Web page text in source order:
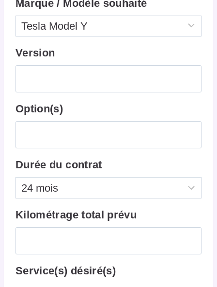
Marque / Modèle souhaité
Version
Option(s)
Durée du contrat
Kilométrage total prévu
Service(s) désiré(s)